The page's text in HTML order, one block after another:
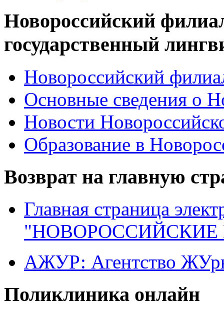
Новороссийский
государственный
Новороссийский
Основные сведения о
Новости
Образование в
Возврат на главную
Главная страница
"НОВОРОССИЙСКИЕ
АЖУР: Агентство
Поликлиника онлайн